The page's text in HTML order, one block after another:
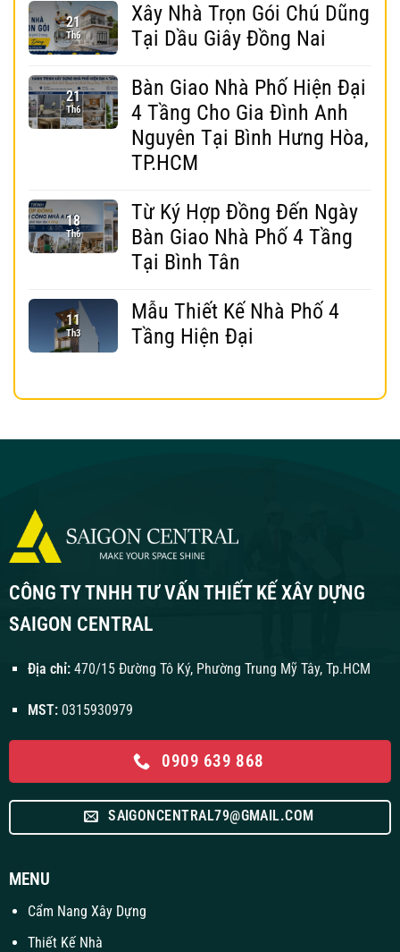
21
Th6
Xây Nhà Trọn Gói Chú Dũng
Tại Dầu Giây Đồng Nai
21
Th6
Bàn Giao Nhà Phố Hiện Đại
4 Tầng Cho Gia Đình Anh
Nguyên Tại Bình Hưng Hòa,
TP.HCM
18
Th6
Từ Ký Hợp Đồng Đến Ngày
Bàn Giao Nhà Phố 4 Tầng
Tại Bình Tân
11
Th3
Mẫu Thiết Kế Nhà Phố 4
Tầng Hiện Đại
CÔNG TY TNHH TƯ VẤN THIẾT KẾ XÂY DỰNG
SAIGON CENTRAL
Địa chỉ:470/15 Đường Tô Ký, Phường Trung Mỹ Tây, Tp.HCM
MST: 0315930979
0909 639 868
SAIGONCENTRAL79@GMAIL.COM
MENU
Cẩm Nang Xây Dựng
Thiết Kế Nhà